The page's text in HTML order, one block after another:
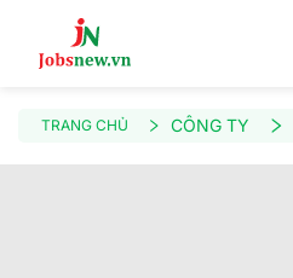
TRANG CHỦ CÔNG TY